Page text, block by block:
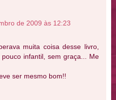
de 2009 às 12:23
muita coisa desse livro,
infantil, sem graça... Me
ser mesmo bom!!